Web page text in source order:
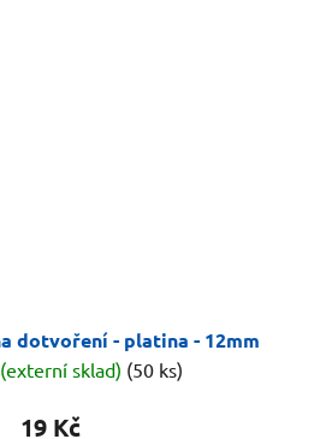
dotvoření - platina - 12mm
sklad) (50 ks)
19 Kč